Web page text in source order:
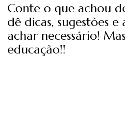
Conte o que achou
dê dicas, sugestões
achar necessário!
educação!!